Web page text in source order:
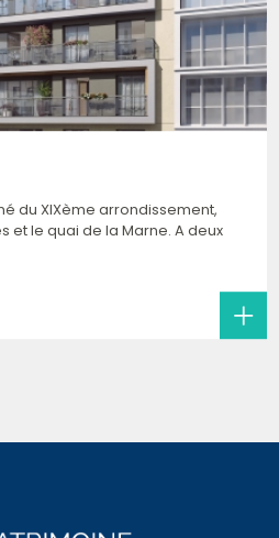
du XIXème arrondissement,
et le quai de la Marne. A deux